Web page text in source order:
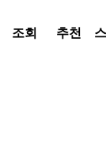
조회 추천